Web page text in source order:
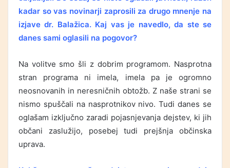
kadar so vas novinarji zaprosili za drugo mnenje na
izjave dr. Balažica. Kaj vas je navedlo, da ste se
danes sami oglasili na pogovor?
Na volitve smo šli z dobrim programom. Nasprotna
stran programa ni imela, imela pa je ogromno
neosnovanih in neresničnih obtožb. Z naše strani se
nismo spuščali na nasprotnikov nivo. Tudi danes se
oglašam izključno zaradi pojasnjevanja dejstev, ki jih
občani zaslužijo, posebej tudi prejšnja občinska
uprava.